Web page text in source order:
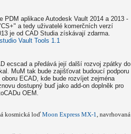
aplikace Autodesk Vault 2014 a 2013 -
a tedy uživatelé komerčních verzí
je od CAD Studia získávají zdarma.
Vault Tools 1.1
ecscad a předává její další rozvoj zpátky do
MuM tak bude zajišťovat budoucí podporu
ECAD, kde bude rozvíjet zejména
dostupný buď jako add-on doplněk pro
OEM.
kosmická loď Moon Express MX-1 , navrhovaná